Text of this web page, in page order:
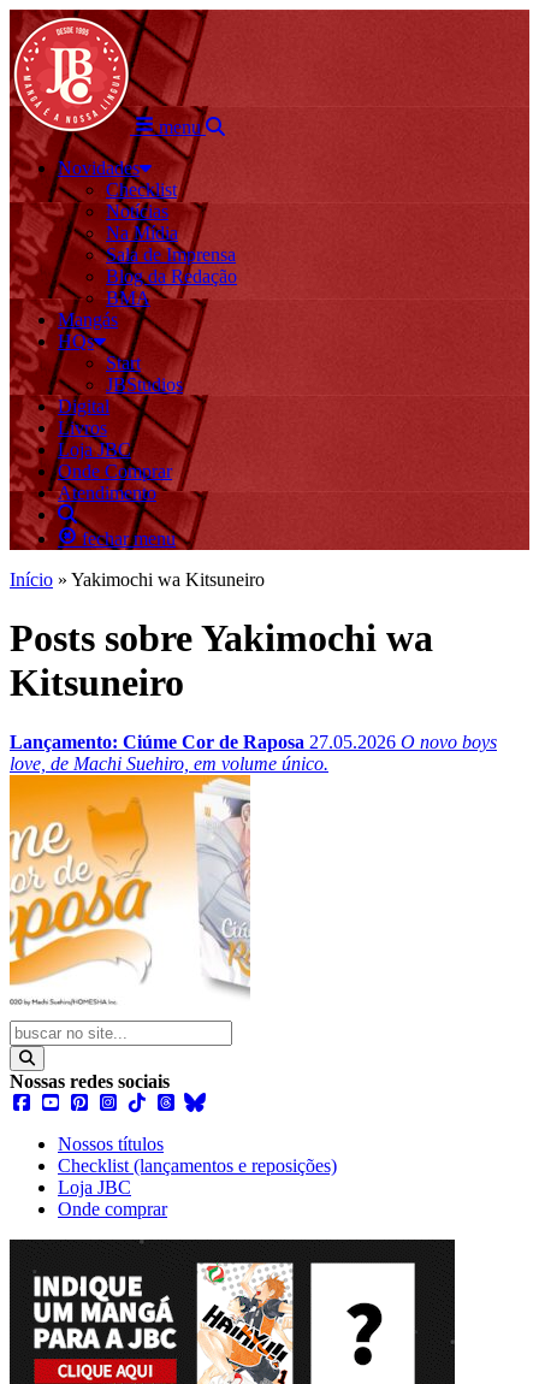
menu
Novidades
Checklist
Notícias
Na Mídia
Sala de Imprensa
Blog da Redação
BMA
Mangás
HQs
Start
JBStudios
Digital
Livros
Loja JBC
Onde Comprar
Atendimento
fechar menu
Início » Yakimochi wa Kitsuneiro
Posts sobre Yakimochi wa
Kitsuneiro
Lançamento: Ciúme Cor de Raposa 27.05.2026 O novo boys
love, de Machi Suehiro, em volume único.
Nossas redes sociais
Nossos títulos
Checklist (lançamentos e reposições)
Loja JBC
Onde comprar